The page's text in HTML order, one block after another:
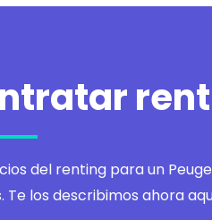
del renting para un
Te los describimos ahora